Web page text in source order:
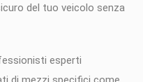
del tuo veicolo senza
esperti